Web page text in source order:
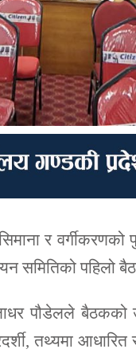
र
समितिको पहिलो
पौडेलले बैठकको
तथ्यमा